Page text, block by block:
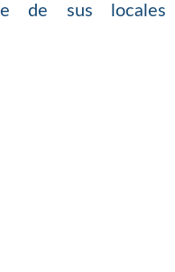
de sus locales